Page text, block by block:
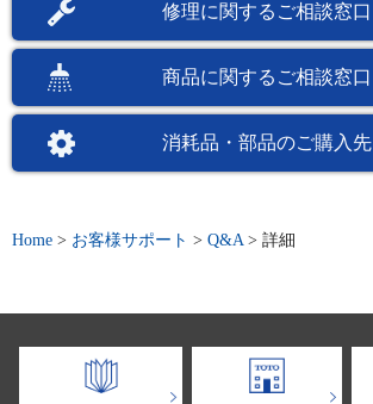
修理に関するご相談窓口
商品に関するご相談窓口
消耗品・部品のご購入先
Home > お客様サポート > Q&A > 詳細